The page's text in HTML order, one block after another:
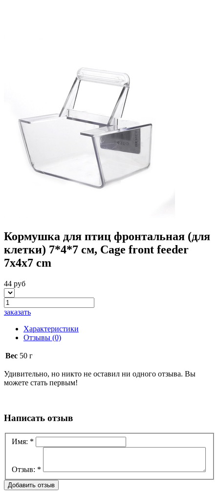
Кормушка для птиц фронтальная (для
клетки) 7*4*7 см, Cage front feeder
7x4x7 cm
44 руб
заказать
Характеристики
Отзывы (0)
Вес 50 г
Удивительно, но никто не оставил ни одного отзыва. Вы
можете стать первым!
Написать отзыв
Имя: *
Отзыв: *